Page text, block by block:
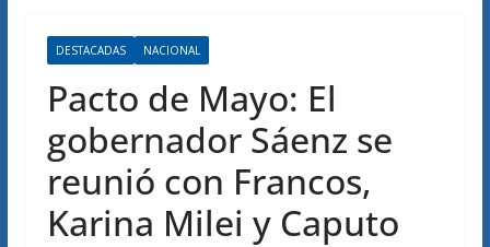
DESTACADAS NACIONAL
Pacto de Mayo: El
gobernador Sáenz se
reunió con Francos,
Karina Milei y Caputo